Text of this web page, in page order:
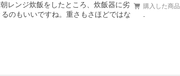
レンジ炊飯をしたところ、炊飯器に劣
のもいいですね。重さもさほどではな
購入した商品
-